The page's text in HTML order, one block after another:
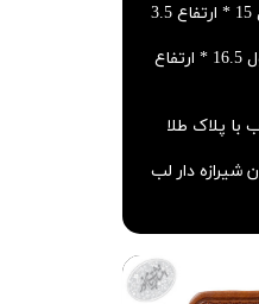
عرض 12 * طول 15 * ارتفاع 3.5
عرض 13.5 * طول 16.5 * ارتفاع
پلاک طلا
دار لب